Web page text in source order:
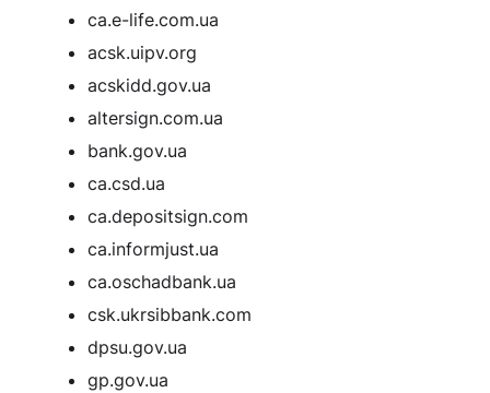
ca.e-life.com.ua
acsk.uipv.org
acskidd.gov.ua
altersign.com.ua
bank.gov.ua
ca.csd.ua
ca.depositsign.com
ca.informjust.ua
ca.oschadbank.ua
csk.ukrsibbank.com
dpsu.gov.ua
gp.gov.ua